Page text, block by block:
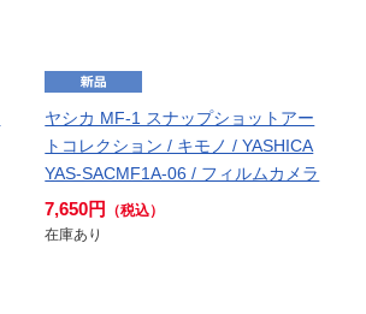
ヤシカ MF-1 スナップショットアー
トコレクション / キモノ / YASHICA
YAS-SACMF1A-06 / フィルムカメラ
7,650円
（税込）
在庫あり